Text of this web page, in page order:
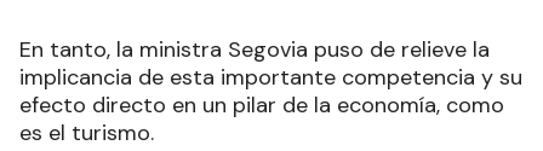
En tanto, la ministra Segovia puso de relieve la
implicancia de esta importante competencia y su
efecto directo en un pilar de la economía, como
es el turismo.